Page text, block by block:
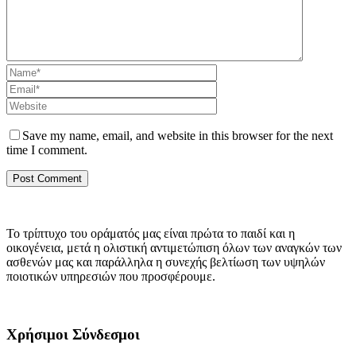
Save my name, email, and website in this browser for the next
time I comment.
Το τρίπτυχο του οράματός μας είναι πρώτα το παιδί και η
οικογένεια, μετά η ολιστική αντιμετώπιση όλων των αναγκών των
ασθενών μας και παράλληλα η συνεχής βελτίωση των υψηλών
ποιοτικών υπηρεσιών που προσφέρουμε.
Χρήσιμοι Σύνδεσμοι